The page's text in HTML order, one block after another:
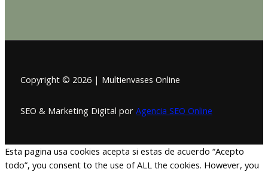
Copyright © 2026 | Multienvases Online
SEO & Marketing Digital por Agencia SEO Online
Esta pagina usa cookies acepta si estas de acuerdo “Acepto
todo”, you consent to the use of ALL the cookies. However, you